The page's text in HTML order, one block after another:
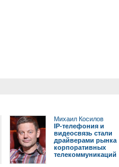
Михаил Косилов
IP-телефония и
видеосвязь стали
драйверами рынка
корпоративных
телекоммуникаций